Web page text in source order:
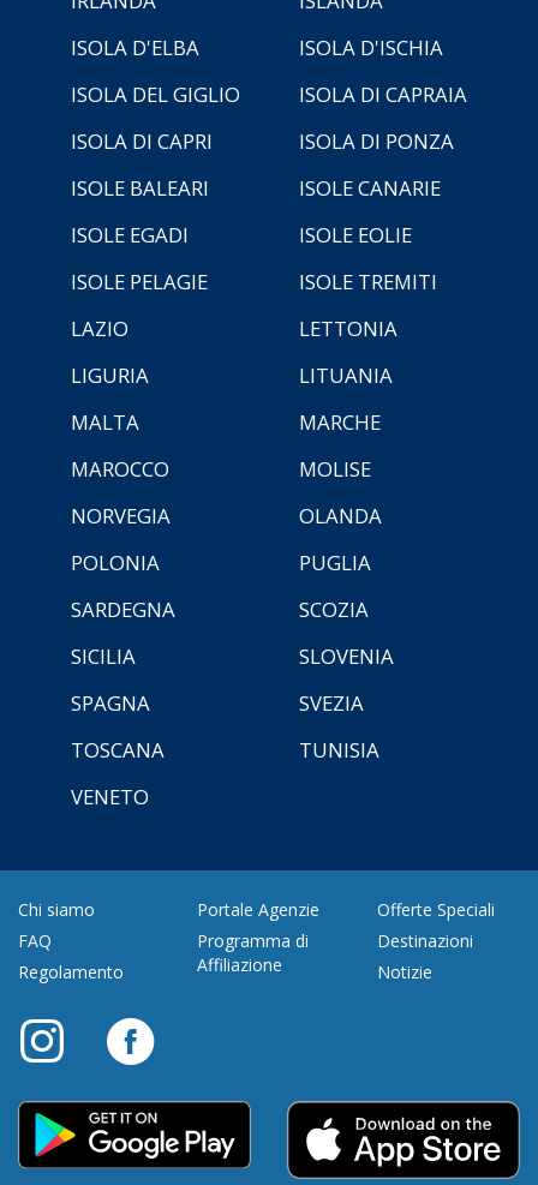
ISOLA D'ELBA
ISOLA D'ISCHIA
ISOLA DEL GIGLIO
ISOLA DI CAPRAIA
ISOLA DI CAPRI
ISOLA DI PONZA
ISOLE BALEARI
ISOLE CANARIE
ISOLE EGADI
ISOLE EOLIE
ISOLE PELAGIE
ISOLE TREMITI
LAZIO
LETTONIA
LIGURIA
LITUANIA
MALTA
MARCHE
MAROCCO
MOLISE
NORVEGIA
OLANDA
POLONIA
PUGLIA
SARDEGNA
SCOZIA
SICILIA
SLOVENIA
SPAGNA
SVEZIA
TOSCANA
TUNISIA
VENETO
Chi siamo
FAQ
Regolamento
Portale Agenzie
Programma di
Affiliazione
Offerte Speciali
Destinazioni
Notizie